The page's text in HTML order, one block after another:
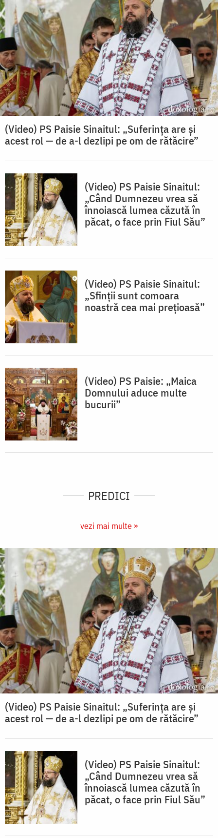
(Video) PS Paisie Sinaitul: „Suferința are și
acest rol — de a-l dezlipi pe om de rătăcire”
(Video) PS Paisie Sinaitul:
„Când Dumnezeu vrea să
înnoiască lumea căzută în
păcat, o face prin Fiul Său”
(Video) PS Paisie Sinaitul:
„Sfinții sunt comoara
noastră cea mai prețioasă”
(Video) PS Paisie: „Maica
Domnului aduce multe
bucurii”
PREDICI
vezi mai multe »
(Video) PS Paisie Sinaitul: „Suferința are și
acest rol — de a-l dezlipi pe om de rătăcire”
(Video) PS Paisie Sinaitul:
„Când Dumnezeu vrea să
înnoiască lumea căzută în
păcat, o face prin Fiul Său”